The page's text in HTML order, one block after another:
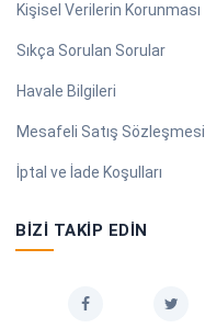
Kişisel Verilerin Korunması
Sıkça Sorulan Sorular
Havale Bilgileri
Mesafeli Satış Sözleşmesi
İptal ve İade Koşulları
BIZI TAKIP EDIN